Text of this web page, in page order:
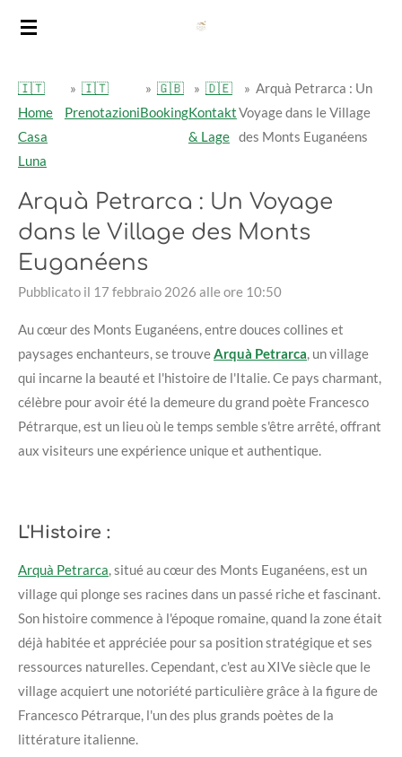
Vai
principale
🇮🇹
Home
Casa
Luna
» 🇮🇹
Prenotazioni
» 🇬🇧
Booking
» 🇩🇪
Kontakt
& Lage
» Arquà Petrarca : Un
Voyage dans le Village
des Monts Euganéens
Arquà Petrarca : Un Voyage
dans le Village des Monts
Euganéens
Pubblicato il 17 febbraio 2026 alle ore 10:50
Au cœur des Monts Euganéens, entre douces collines et
paysages enchanteurs, se trouveArquà Petrarca, un village
qui incarne la beauté et l'histoire de l'Italie. Ce pays charmant,
célèbre pour avoir été la demeure du grand poète Francesco
Pétrarque, est un lieu où le temps semble s'être arrêté, offrant
aux visiteurs une expérience unique et authentique.
L'Histoire :
Arquà Petrarca, situé au cœur des Monts Euganéens, est un
village qui plonge ses racines dans un passé riche et fascinant.
Son histoire commence à l'époque romaine, quand la zone était
déjà habitée et appréciée pour sa position stratégique et ses
ressources naturelles. Cependant, c'est au XIVe siècle que le
village acquiert une notoriété particulière grâce à la figure de
Francesco Pétrarque, l'un des plus grands poètes de la
littérature italienne.